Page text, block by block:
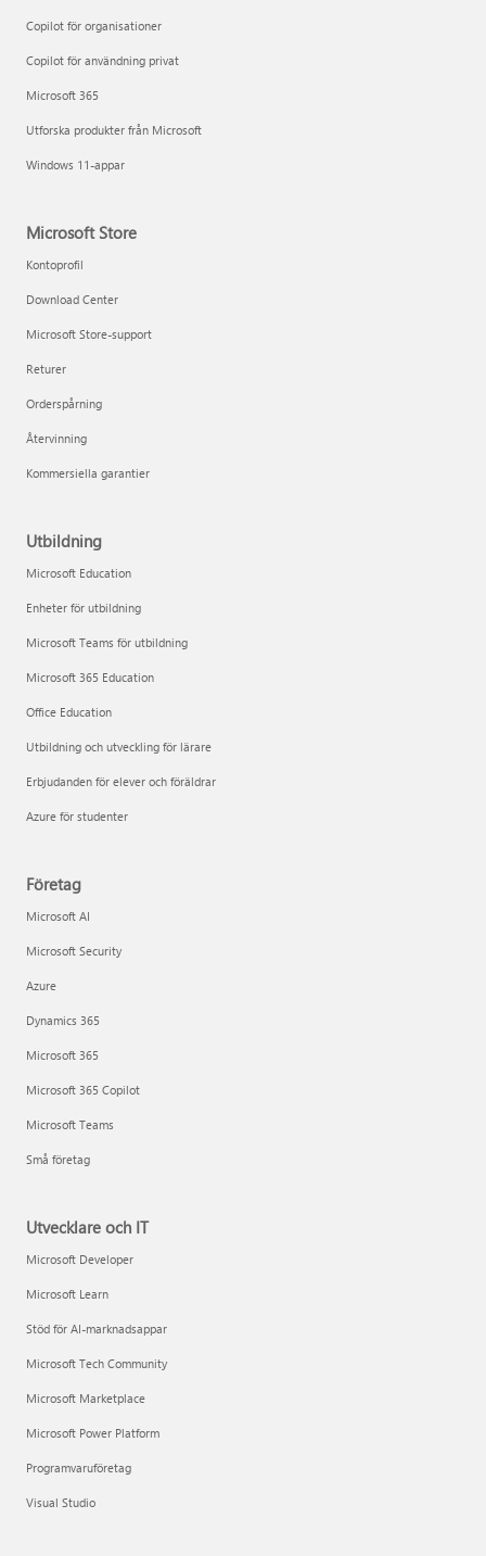
Copilot för organisationer
Copilot för användning privat
Microsoft 365
Utforska produkter från Microsoft
Windows 11-appar
Microsoft Store
Kontoprofil
Download Center
Microsoft Store-support
Returer
Orderspårning
Återvinning
Kommersiella garantier
Utbildning
Microsoft Education
Enheter för utbildning
Microsoft Teams för utbildning
Microsoft 365 Education
Office Education
Utbildning och utveckling för lärare
Erbjudanden för elever och föräldrar
Azure för studenter
Företag
Microsoft AI
Microsoft Security
Azure
Dynamics 365
Microsoft 365
Microsoft 365 Copilot
Microsoft Teams
Små företag
Utvecklare och IT
Microsoft Developer
Microsoft Learn
Stöd för AI-marknadsappar
Microsoft Tech Community
Microsoft Marketplace
Microsoft Power Platform
Programvaruföretag
Visual Studio